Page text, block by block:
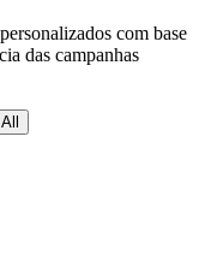
com base
das campanhas